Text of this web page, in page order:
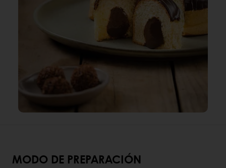
MODO DE PREPARACIÓN